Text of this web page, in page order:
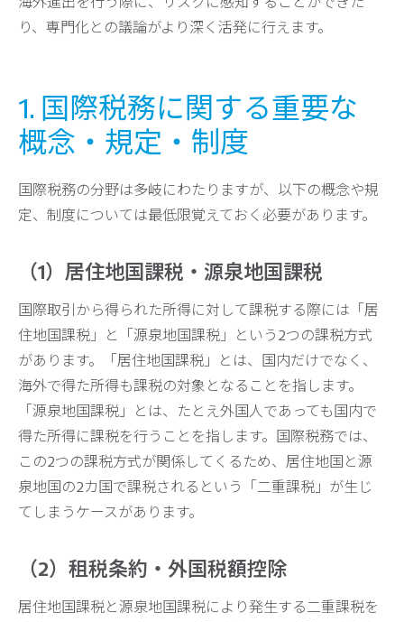
り、専門化との議論がより深く活発に行えます。
1. 国際税務に関する重要な
概念・規定・制度
国際税務の分野は多岐にわたりますが、以下の概念や規
定、制度については最低限覚えておく必要があります。
（1）居住地国課税・源泉地国課税
国際取引から得られた所得に対して課税する際には「居
住地国課税」と「源泉地国課税」という2つの課税方式
があります。「居住地国課税」とは、国内だけでなく、
海外で得た所得も課税の対象となることを指します。
「源泉地国課税」とは、たとえ外国人であっても国内で
得た所得に課税を行うことを指します。国際税務では、
この2つの課税方式が関係してくるため、居住地国と源
泉地国の2カ国で課税されるという「二重課税」が生じ
てしまうケースがあります。
（2）租税条約・外国税額控除
居住地国課税と源泉地国課税により発生する二重課税を